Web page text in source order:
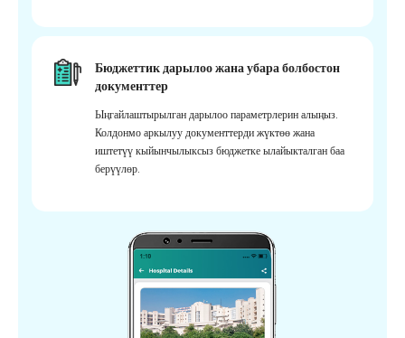
Бюджеттик дарылоо жана убара болбостон
документтер
Ыңгайлаштырылган дарылоо параметрлерин алыңыз.
Колдонмо аркылуу документтерди жүктөө жана
иштетүү кыйынчылыксыз бюджетке ылайыкталган баа
берүүлөр.